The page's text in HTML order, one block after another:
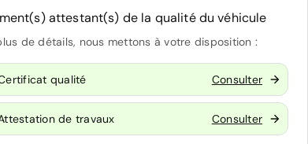
attestant(s) de la qualité du véhicule
de détails, nous mettons à votre disposition :
qualité Consulter
de travaux Consulter